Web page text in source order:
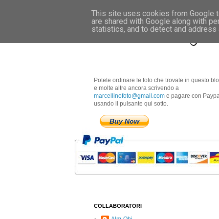
Marcellino
Potete ordinare le foto che trovate in questo
e molte altre ancora scrivendo a
marcellinofoto@gmail.com e pagare con
usando il pulsante qui sotto.
Buy Now
COLLABORATORI
This site uses cookies from Google
are shared with Google along with
statistics, and to detect and address